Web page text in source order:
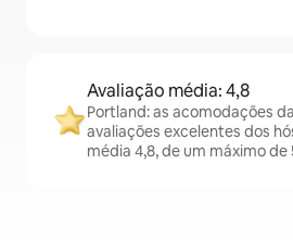
Avaliação média: 4,8
Portland: as acomodações
avaliações excelentes dos
média 4,8, de um máximo de